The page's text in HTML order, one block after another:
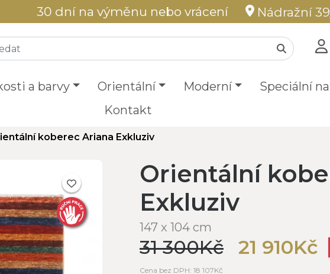
30 dní na výměnu nebo vrácení Nádražní
a barvy Orientální Moderní Speciální
Kontakt
koberec Ariana Exkluziv
Orientální
Exkluziv
147 x 104 cm
31 300Kč 21 910Kč
Cena bez DPH: 18 107Kč